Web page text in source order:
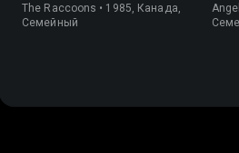
The Raccoons • 1985, Канада,
Cемейный